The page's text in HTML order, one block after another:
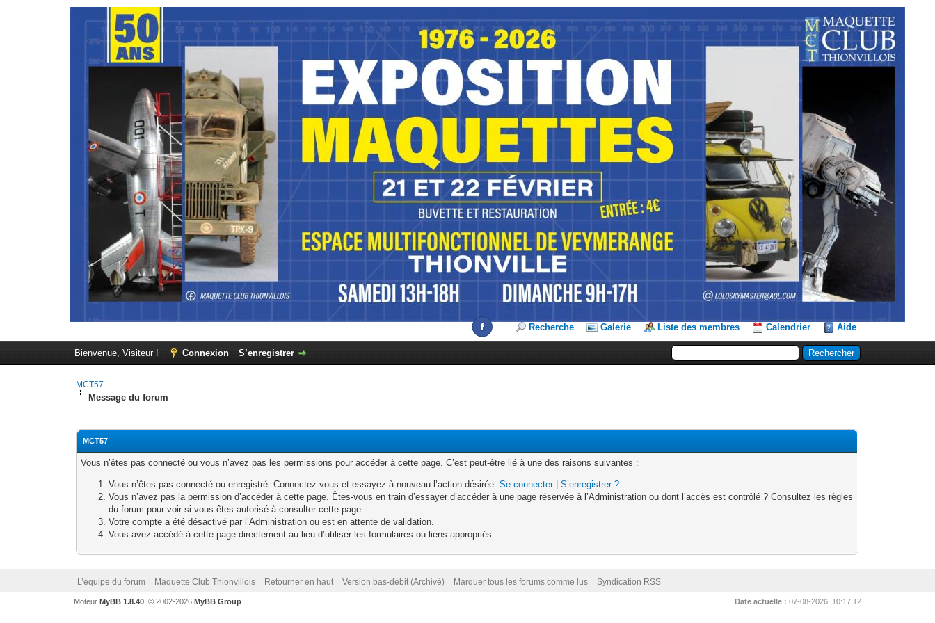
Recherche Galerie Liste des membres Calendrier Aide
Bienvenue, Visiteur ! Connexion S’enregistrer
MCT57
Message du forum
MCT57
Vous n’êtes pas connecté ou vous n’avez pas les permissions pour accéder à cette page. C’est peut-être lié à une des raisons suivantes :
Vous n’êtes pas connecté ou enregistré. Connectez-vous et essayez à nouveau l’action désirée.Se connecter|S’enregistrer ?
Vous n’avez pas la permission d’accéder à cette page. Êtes-vous en train d’essayer d’accéder à une page réservée à l’Administration ou dont l’accès est contrôlé ? Consultez les règles
du forum pour voir si vous êtes autorisé à consulter cette page.
Votre compte a été désactivé par l’Administration ou est en attente de validation.
Vous avez accédé à cette page directement au lieu d’utiliser les formulaires ou liens appropriés.
L’équipe du forum Maquette Club Thionvillois Retourner en haut Version bas-débit (Archivé) Marquer tous les forums comme lus Syndication RSS
Date actuelle : 07-08-2026, 10:17:12
Moteur MyBB 1.8.40, © 2002-2026 MyBB Group.